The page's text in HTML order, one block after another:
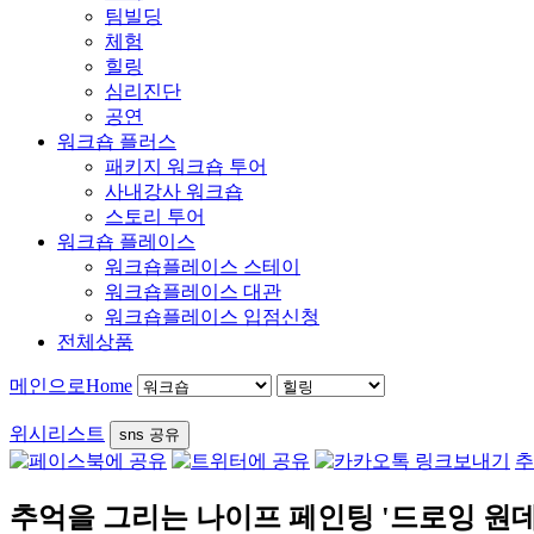
팀빌딩
체험
힐링
심리진단
공연
워크숍 플러스
패키지 워크숍 투어
사내강사 워크숍
스토리 투어
워크숍 플레이스
워크숍플레이스 스테이
워크숍플레이스 대관
워크숍플레이스 입점신청
전체상품
메인으로Home
위시리스트 sns 공유
추억을 그리는 나이프 페인팅 '드로잉 원